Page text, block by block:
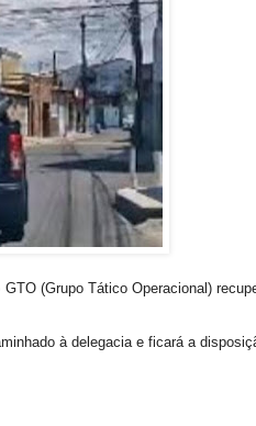
(Grupo Tático Operacional)
à delegacia e ficará a